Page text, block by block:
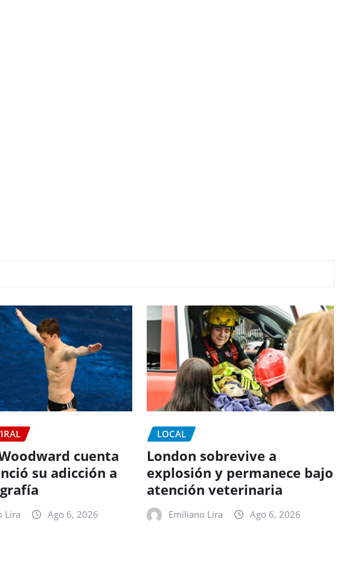
cuenta
su adicción a
Lira Ago 6, 2026
LOCAL
London sobrevive a
explosión y permanece bajo
atención veterinaria
Emiliano Lira Ago 6, 2026